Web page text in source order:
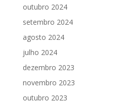
outubro 2024
setembro 2024
agosto 2024
julho 2024
dezembro 2023
novembro 2023
outubro 2023